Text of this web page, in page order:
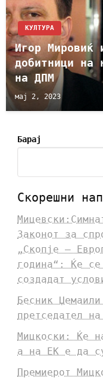
КУЛТУРА
Игор Мировиќ
добитници на
на ДПМ
мај 2, 2023
Барај
Скорешни
Законот за
„Скопје –
година“: Ќе
создадат
Бесник
претседател
Мицкоски: Ќе
а на ЕК е да
Премиерот